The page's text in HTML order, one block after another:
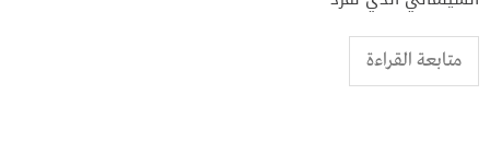
متابعة القراءة